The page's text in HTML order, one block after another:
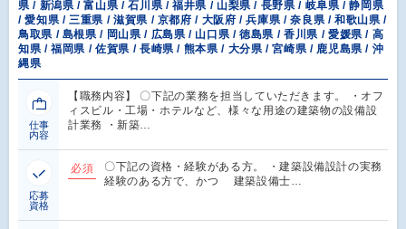
県 / 新潟県 / 富山県 / 石川県 / 福井県 / 山梨県 / 長野県 / 岐阜県 / 静岡県
/ 愛知県 / 三重県 / 滋賀県 / 京都府 / 大阪府 / 兵庫県 / 奈良県 / 和歌山県 /
鳥取県 / 島根県 / 岡山県 / 広島県 / 山口県 / 徳島県 / 香川県 / 愛媛県 / 高
知県 / 福岡県 / 佐賀県 / 長崎県 / 熊本県 / 大分県 / 宮崎県 / 鹿児島県 / 沖
縄県
仕事
内容
【職務内容】 〇下記の業務を担当していただきます。 ・オフ
ィスビル・工場・ホテルなど、様々な用途の建築物の設備設
計業務 ・新築…
応募
資格
必須
〇下記の資格・経験がある方。 ・建築設備設計の実務
経験のある方で、かつ 建築設備士…